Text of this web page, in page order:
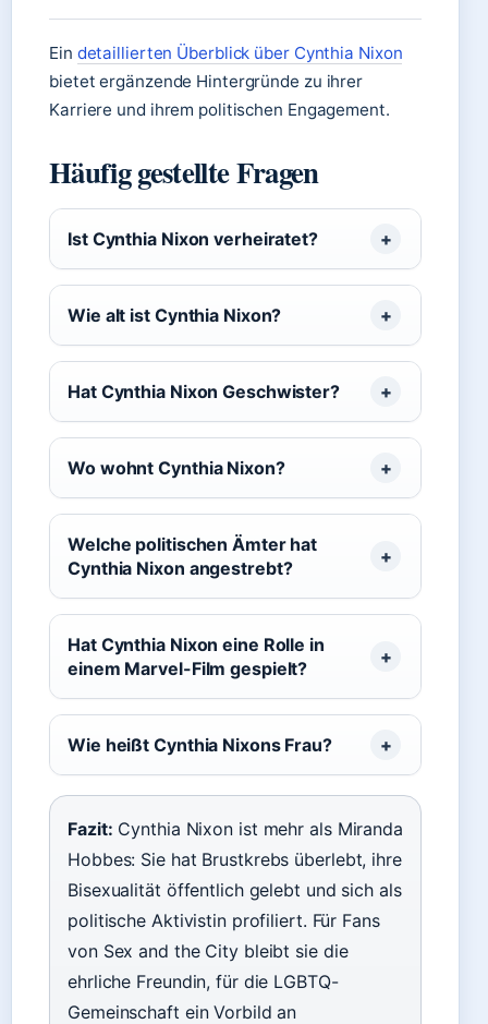
Ein detaillierten Überblick über Cynthia Nixon
bietet ergänzende Hintergründe zu ihrer
Karriere und ihrem politischen Engagement.
Häufig gestellte Fragen
Ist Cynthia Nixon verheiratet?
Wie alt ist Cynthia Nixon?
Hat Cynthia Nixon Geschwister?
Wo wohnt Cynthia Nixon?
Welche politischen Ämter hat
Cynthia Nixon angestrebt?
Hat Cynthia Nixon eine Rolle in
einem Marvel-Film gespielt?
Wie heißt Cynthia Nixons Frau?
Fazit: Cynthia Nixon ist mehr als Miranda
Hobbes: Sie hat Brustkrebs überlebt, ihre
Bisexualität öffentlich gelebt und sich als
politische Aktivistin profiliert. Für Fans
von Sex and the City bleibt sie die
ehrliche Freundin, für die LGBTQ-
Gemeinschaft ein Vorbild an